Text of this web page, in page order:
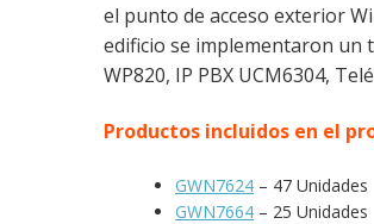
el punto de acceso exterior
edificio se implementaron un
WP820, IP PBX UCM6304,
Productos incluidos en el
GWN7624 – 47 Unidades
GWN7664 – 25 Unidades